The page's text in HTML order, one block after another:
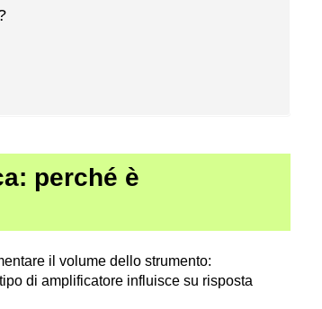
perché è
il volume dello strumento:
di amplificatore influisce su risposta